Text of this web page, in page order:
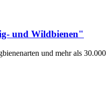
und Wildbienen"
und mehr als 30.000